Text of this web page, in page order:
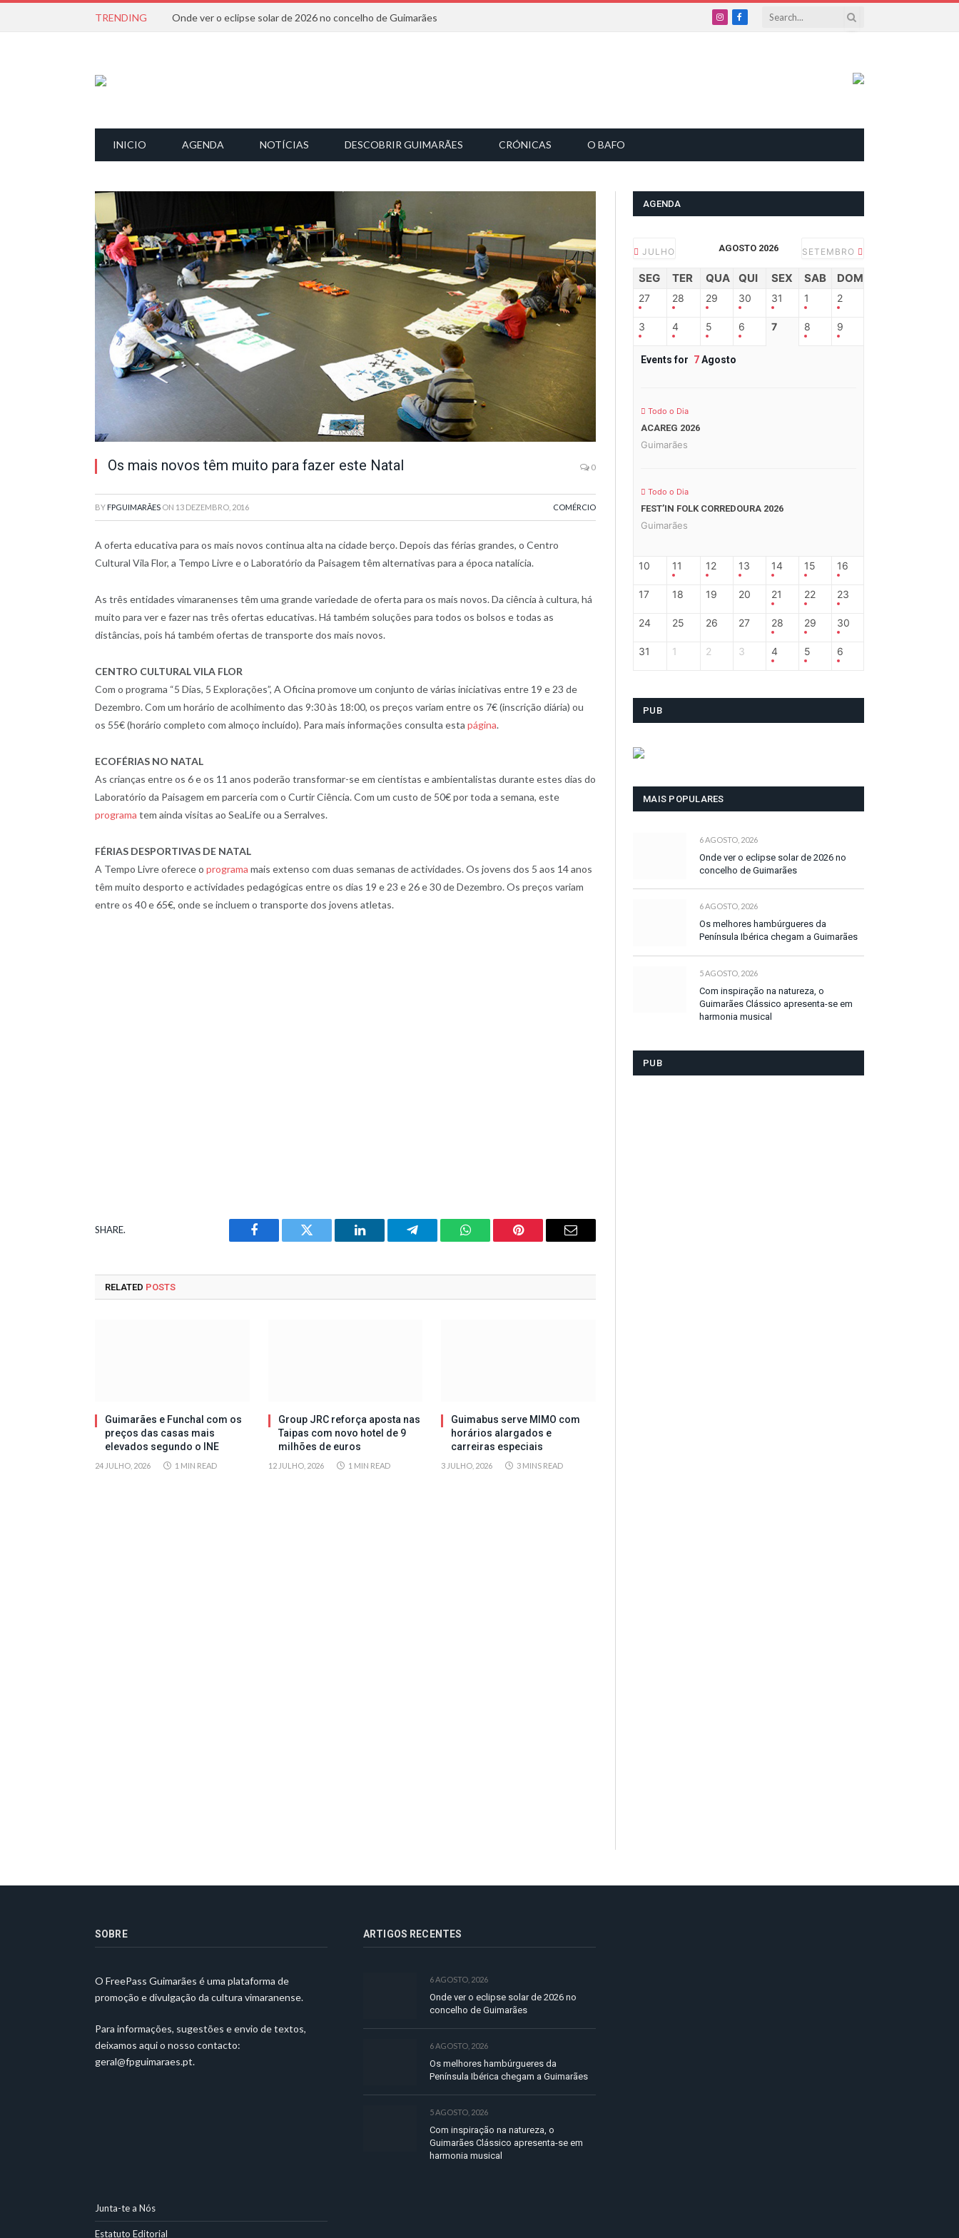
TRENDING Onde ver o eclipse solar de 2026 no concelho de Guimarães
InstagramFacebook
INICIO AGENDA NOTÍCIAS DESCOBRIR GUIMARÃES CRÓNICAS O BAFO
Os mais novos têm muito para fazer este Natal 0
BY FPGUIMARÃES ON 13 DEZEMBRO, 2016 COMÉRCIO
A oferta educativa para os mais novos continua alta na cidade berço. Depois das férias grandes, o Centro
Cultural Vila Flor, a Tempo Livre e o Laboratório da Paisagem têm alternativas para a época natalícia.
As três entidades vimaranenses têm uma grande variedade de oferta para os mais novos. Da ciência à cultura, há
muito para ver e fazer nas três ofertas educativas. Há também soluções para todos os bolsos e todas as
distâncias, pois há também ofertas de transporte dos mais novos.
CENTRO CULTURAL VILA FLOR
Com o programa “5 Dias, 5 Explorações”, A Oficina promove um conjunto de várias iniciativas entre 19 e 23 de
Dezembro. Com um horário de acolhimento das 9:30 às 18:00, os preços variam entre os 7€ (inscrição diária) ou
os 55€ (horário completo com almoço incluído). Para mais informações consulta esta página.
ECOFÉRIAS NO NATAL
As crianças entre os 6 e os 11 anos poderão transformar-se em cientistas e ambientalistas durante estes dias do
Laboratório da Paisagem em parceria com o Curtir Ciência. Com um custo de 50€ por toda a semana, este
programa tem ainda visitas ao SeaLife ou a Serralves.
FÉRIAS DESPORTIVAS DE NATAL
A Tempo Livre oferece o programa mais extenso com duas semanas de actividades. Os jovens dos 5 aos 14 anos
têm muito desporto e actividades pedagógicas entre os dias 19 e 23 e 26 e 30 de Dezembro. Os preços variam
entre os 40 e 65€, onde se incluem o transporte dos jovens atletas.
SHARE.
Facebook Twitter LinkedIn Telegram WhatsAppPinterest Email
RELATED POSTS
Guimarães e Funchal com os
preços das casas mais
elevados segundo o INE
24 JULHO, 2026 1 MIN READ
Group JRC reforça aposta nas
Taipas com novo hotel de 9
milhões de euros
12 JULHO, 2026 1 MIN READ
Guimabus serve MIMO com
horários alargados e
carreiras especiais
3 JULHO, 2026 3 MINS READ
AGENDA
JULHO AGOSTO 2026 SETEMBRO
SEG TER QUA QUI SEX SAB DOM
27 28 29 30 31 1 2
3 4 5 6 7 8 9
Events for 7Agosto
Todo o Dia
ACAREG 2026
Guimarães
Todo o Dia
FEST’IN FOLK CORREDOURA 2026
Guimarães
10 11 12 13 14 15 16
17 18 19 20 21 22 23
24 25 26 27 28 29 30
31 1 2 3 4 5 6
PUB
MAIS POPULARES
6 AGOSTO, 2026
Onde ver o eclipse solar de 2026 no
concelho de Guimarães
6 AGOSTO, 2026
Os melhores hambúrgueres da
Península Ibérica chegam a Guimarães
5 AGOSTO, 2026
Com inspiração na natureza, o
Guimarães Clássico apresenta-se em
harmonia musical
PUB
SOBRE
O FreePass Guimarães é uma plataforma de
promoção e divulgação da cultura vimaranense.
Para informações, sugestões e envio de textos,
deixamos aqui o nosso contacto:
geral@fpguimaraes.pt.
ARTIGOS RECENTES
6 AGOSTO, 2026
Onde ver o eclipse solar de 2026 no
concelho de Guimarães
6 AGOSTO, 2026
Os melhores hambúrgueres da
Península Ibérica chegam a Guimarães
5 AGOSTO, 2026
Com inspiração na natureza, o
Guimarães Clássico apresenta-se em
harmonia musical
Junta-te a Nós
Estatuto Editorial